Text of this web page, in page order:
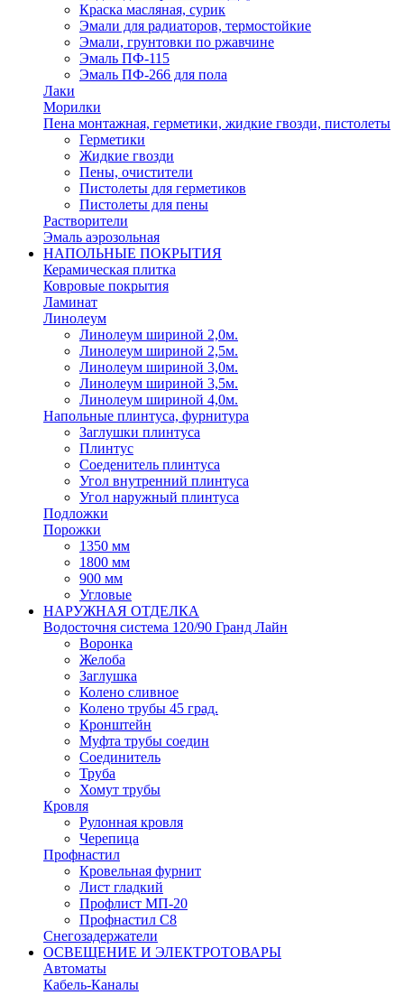
Краска масляная, сурик
Эмали для радиаторов, термостойкие
Эмали, грунтовки по ржавчине
Эмаль ПФ-115
Эмаль ПФ-266 для пола
Лаки
Морилки
Пена монтажная, герметики, жидкие гвозди, пистолеты
Герметики
Жидкие гвозди
Пены, очистители
Пистолеты для герметиков
Пистолеты для пены
Растворители
Эмаль аэрозольная
НАПОЛЬНЫЕ ПОКРЫТИЯ
Керамическая плитка
Ковровые покрытия
Ламинат
Линолеум
Линолеум шириной 2,0м.
Линолеум шириной 2,5м.
Линолеум шириной 3,0м.
Линолеум шириной 3,5м.
Линолеум шириной 4,0м.
Напольные плинтуса, фурнитура
Заглушки плинтуса
Плинтус
Соеденитель плинтуса
Угол внутренний плинтуса
Угол наружный плинтуса
Подложки
Порожки
1350 мм
1800 мм
900 мм
Угловые
НАРУЖНАЯ ОТДЕЛКА
Водосточня система 120/90 Гранд Лайн
Воронка
Желоба
Заглушка
Колено сливное
Колено трубы 45 град.
Кронштейн
Муфта трубы соедин
Соединитель
Труба
Хомут трубы
Кровля
Рулонная кровля
Черепица
Профнастил
Кровельная фурнит
Лист гладкий
Профлист МП-20
Профнастил С8
Снегозадержатели
ОСВЕЩЕНИЕ И ЭЛЕКТРОТОВАРЫ
Автоматы
Кабель-Каналы